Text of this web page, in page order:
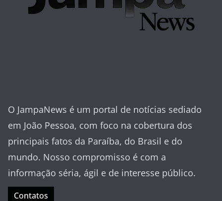
O JampaNews é um portal de notícias sediado
em João Pessoa, com foco na cobertura dos
principais fatos da Paraíba, do Brasil e do
mundo. Nosso compromisso é com a
informação séria, ágil e de interesse público.
Contatos